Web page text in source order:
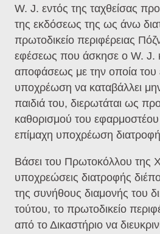
W. J. εντός της ταχθείσας
της εκδόσεως της ως άνω
πρωτοδικείο περιφέρειας
εφέσεως που άσκησε ο W. J.
αποφάσεως με την οποία του
υποχρέωση να καταβάλλει
παιδιά του, διερωτάται ως
καθορισμού του εφαρμοστέου
επίμαχη υποχρέωση
Βάσει του Πρωτοκόλλου της
υποχρεώσεις διατροφής
της συνήθους διαμονής του
τούτου, το πρωτοδικείο
από το Δικαστήριο να